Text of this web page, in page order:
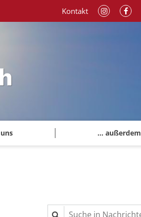
... außerdem
Kontakt
Suche in Nachrichten